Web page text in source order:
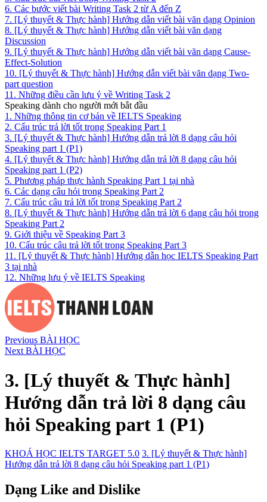
6. Các bước viết bài Writing Task 2 từ A đến Z
7. [Lý thuyết & Thực hành] Hướng dẫn viết bài văn dạng Opinion
8. [Lý thuyết & Thực hành] Hướng dẫn viết bài văn dạng
Discussion
9. [Lý thuyết & Thực hành] Hướng dẫn viết bài văn dạng Cause-
Effect-Solution
10. [Lý thuyết & Thực hành] Hướng dẫn viết bài văn dạng Two-
part question
11. Những điều cần lưu ý về Writing Task 2
Speaking dành cho người mới bắt đầu
1. Những thông tin cơ bản về IELTS Speaking
2. Cấu trúc trả lời tốt trong Speaking Part 1
3. [Lý thuyết & Thực hành] Hướng dẫn trả lời 8 dạng câu hỏi
Speaking part 1 (P1)
4. [Lý thuyết & Thực hành] Hướng dẫn trả lời 8 dạng câu hỏi
Speaking part 1 (P2)
5. Phương pháp thực hành Speaking Part 1 tại nhà
6. Các dạng câu hỏi trong Speaking Part 2
7. Cấu trúc câu trả lời tốt trong Speaking Part 2
8. [Lý thuyết & Thực hành] Hướng dẫn trả lời 6 dạng câu hỏi trong
Speaking Part 2
9. Giới thiệu về Speaking Part 3
10. Cấu trúc câu trả lời tốt trong Speaking Part 3
11. [Lý thuyết & Thực hành] Hướng dẫn học IELTS Speaking Part
3 tại nhà
12. Những lưu ý về IELTS Speaking
Previous BÀI HỌC
Next BÀI HỌC
3. [Lý thuyết & Thực hành]
Hướng dẫn trả lời 8 dạng câu
hỏi Speaking part 1 (P1)
KHOÁ HỌC IELTS TARGET 5.0 3. [Lý thuyết & Thực hành]
Hướng dẫn trả lời 8 dạng câu hỏi Speaking part 1 (P1)
Dạng Like and Dislike